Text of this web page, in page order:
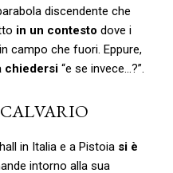
discendente che
in un contesto dove i
campo che fuori. Eppure,
chiedersi “e se invece…?”.
in Italia e a Pistoia si è
intorno alla sua